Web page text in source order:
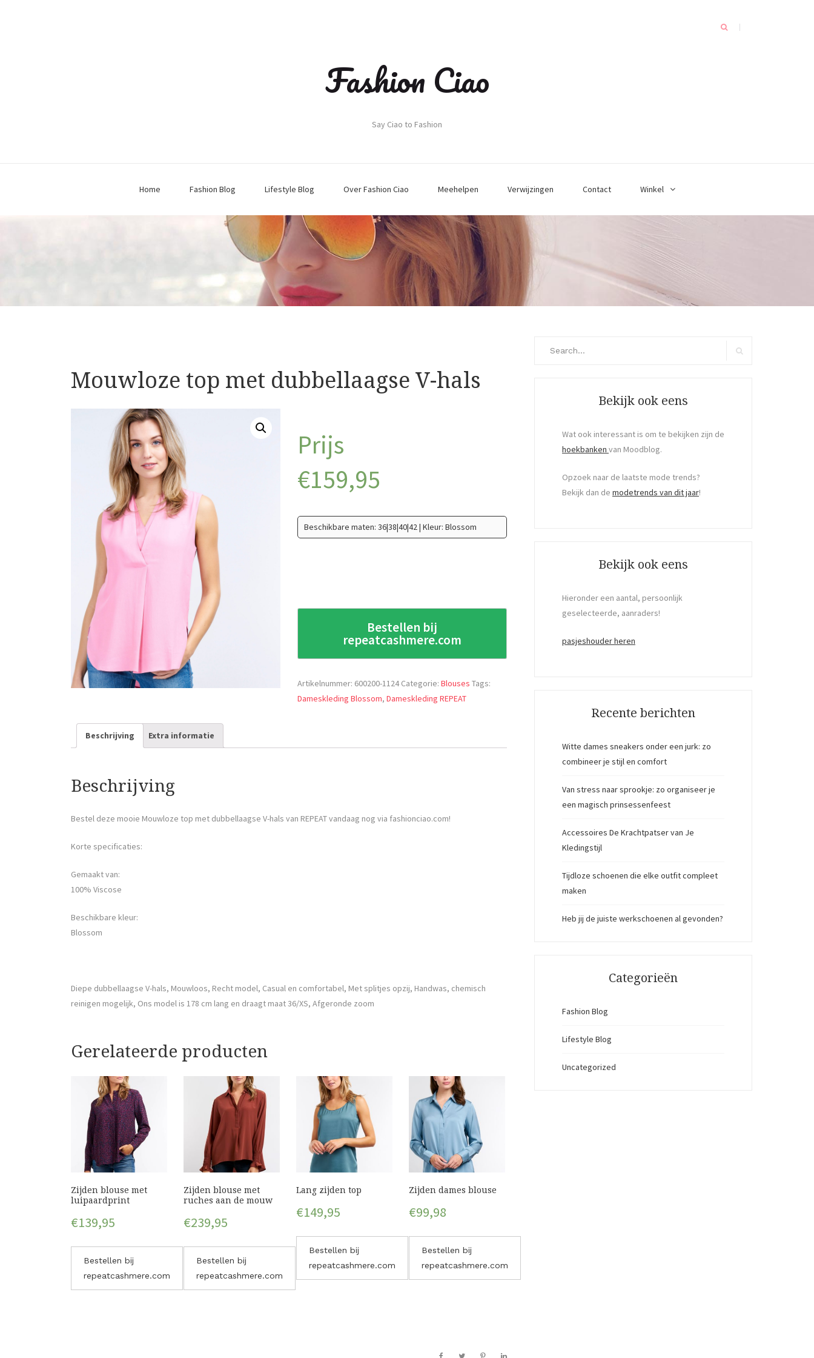
Fashion Ciao
Say Ciao to Fashion
Home Fashion Blog Lifestyle Blog Over Fashion Ciao Meehelpen Verwijzingen Contact Winkel
Mouwloze top met dubbellaagse V-hals
€159,95
Beschikbare maten: 36|38|40|42 | Kleur: Blossom
Bestellen bij
repeatcashmere.com
Artikelnummer: 600200-1124Categorie:Blouses Tags:
Dameskleding Blossom,Dameskleding REPEAT
Beschrijving Extra informatie
Beschrijving
Bestel deze mooie Mouwloze top met dubbellaagse V-hals van REPEAT vandaag nog via fashionciao.com!
Korte specificaties:
Gemaakt van:
100% Viscose
Beschikbare kleur:
Blossom
Diepe dubbellaagse V-hals, Mouwloos, Recht model, Casual en comfortabel, Met splitjes opzij, Handwas, chemisch
reinigen mogelijk, Ons model is 178 cm lang en draagt maat 36/XS, Afgeronde zoom
Gerelateerde producten
Zijden blouse met
luipaardprint
€139,95
Bestellen bij
repeatcashmere.com
Zijden blouse met
ruches aan de mouw
€239,95
Bestellen bij
repeatcashmere.com
Lang zijden top
€149,95
Bestellen bij
repeatcashmere.com
Zijden dames blouse
€99,98
Bestellen bij
repeatcashmere.com
Bekijk ook eens
Wat ook interessant is om te bekijken zijn de
hoekbanken van Moodblog.
Opzoek naar de laatste mode trends?
Bekijk dan de modetrends van dit jaar!
Bekijk ook eens
Hieronder een aantal, persoonlijk
geselecteerde, aanraders!
pasjeshouder heren
Recente berichten
Witte dames sneakers onder een jurk: zo
combineer je stijl en comfort
Van stress naar sprookje: zo organiseer je
een magisch prinsessenfeest
Accessoires De Krachtpatser van Je
Kledingstijl
Tijdloze schoenen die elke outfit compleet
maken
Heb jij de juiste werkschoenen al gevonden?
Categorieën
Fashion Blog
Lifestyle Blog
Uncategorized